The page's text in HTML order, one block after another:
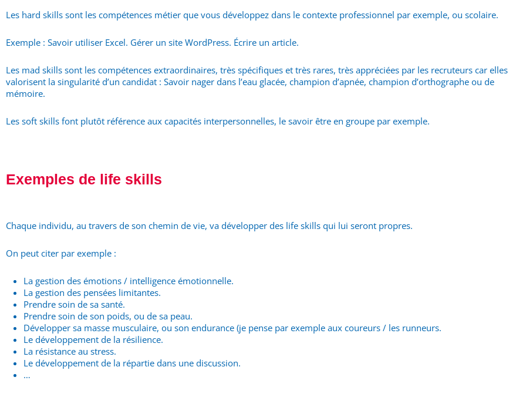
Les hard skills sont les compétences métier que vous développez dans le contexte professionnel par exemple, ou scolaire.
Exemple : Savoir utiliser Excel. Gérer un site WordPress. Écrire un article.
Les mad skills sont les compétences extraordinaires, très spécifiques et très rares, très appréciées par les recruteurs car elles
valorisent la singularité d’un candidat : Savoir nager dans l’eau glacée, champion d’apnée, champion d’orthographe ou de
mémoire.
Les soft skills font plutôt référence aux capacités interpersonnelles, le savoir être en groupe par exemple.
Exemples de life skills
Chaque individu, au travers de son chemin de vie, va développer des life skills qui lui seront propres.
On peut citer par exemple :
La gestion des émotions / intelligence émotionnelle.
La gestion des pensées limitantes.
Prendre soin de sa santé.
Prendre soin de son poids, ou de sa peau.
Développer sa masse musculaire, ou son endurance (je pense par exemple aux coureurs / les runneurs.
Le développement de la résilience.
La résistance au stress.
Le développement de la répartie dans une discussion.
…